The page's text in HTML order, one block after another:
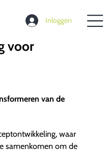
Inloggen
voor
om te lezen
van de
waar
samenkomen om de